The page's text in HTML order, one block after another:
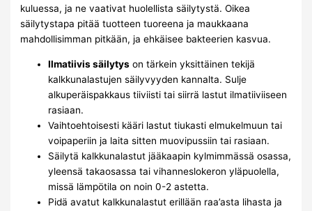
kuluessa, ja ne vaativat huolellista säilytystä. Oikea
säilytystapa pitää tuotteen tuoreena ja maukkaana
mahdollisimman pitkään, ja ehkäisee bakteerien kasvua.
Ilmatiivis säilytys on tärkein yksittäinen tekijä
kalkkunalastujen säilyvyyden kannalta. Sulje
alkuperäispakkaus tiiviisti tai siirrä lastut ilmatiiviiseen
rasiaan.
Vaihtoehtoisesti kääri lastut tiukasti elmukelmuun tai
voipaperiin ja laita sitten muovipussiin tai rasiaan.
Säilytä kalkkunalastut jääkaapin kylmimmässä osassa,
yleensä takaosassa tai vihanneslokeron yläpuolella,
missä lämpötila on noin 0-2 astetta.
Pidä avatut kalkkunalastut erillään raa’asta lihasta ja